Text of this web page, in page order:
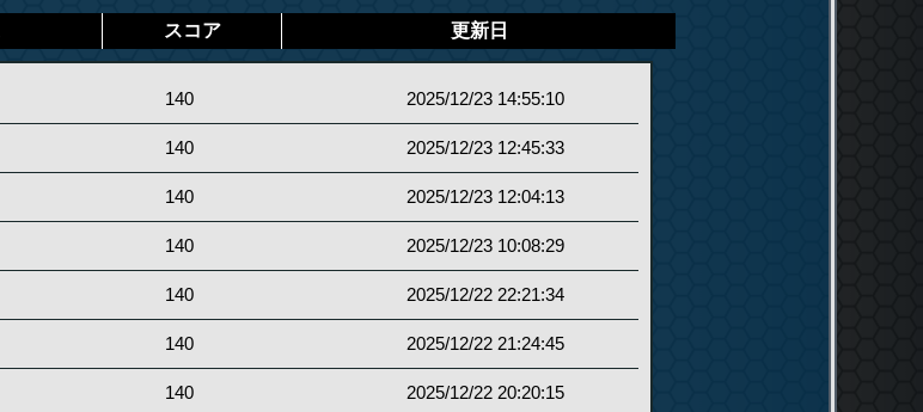
スコア 更新日
140 2025/12/23 14:55:10
140 2025/12/23 12:45:33
140 2025/12/23 12:04:13
140 2025/12/23 10:08:29
140 2025/12/22 22:21:34
140 2025/12/22 21:24:45
140 2025/12/22 20:20:15